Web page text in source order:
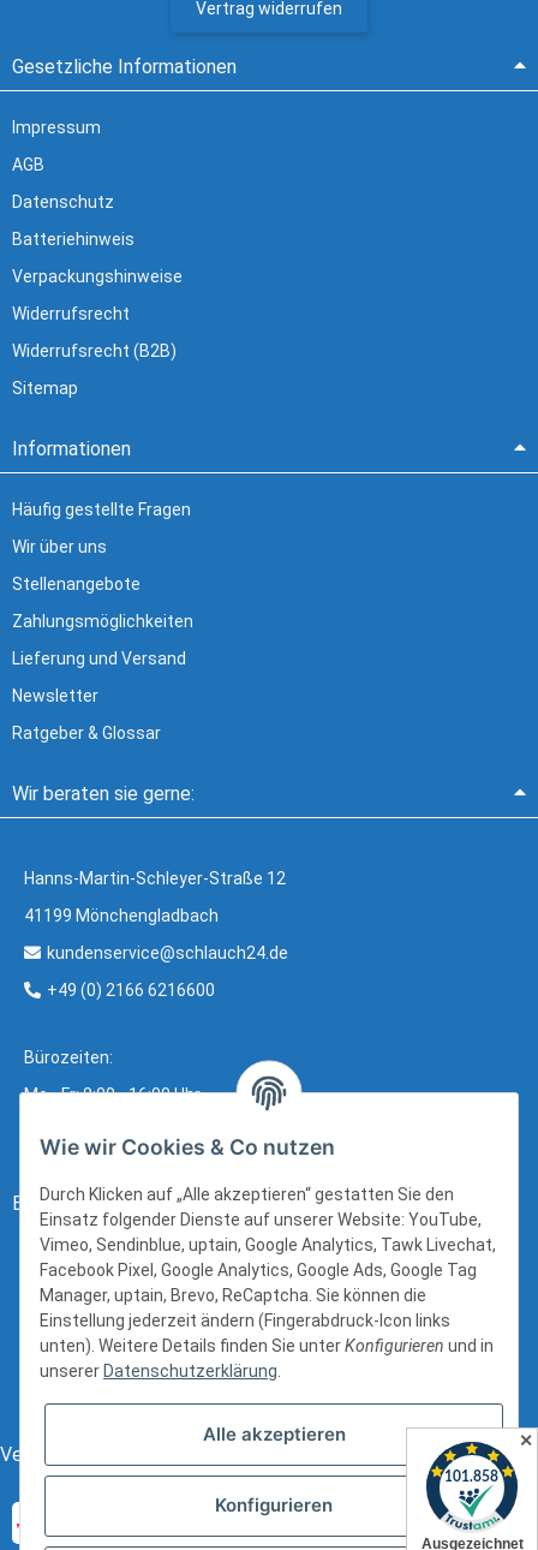
Vertrag widerrufen
Gesetzliche Informationen
Impressum
AGB
Datenschutz
Batteriehinweis
Verpackungshinweise
Widerrufsrecht
Widerrufsrecht (B2B)
Sitemap
Informationen
Häufig gestellte Fragen
Wir über uns
Stellenangebote
Zahlungsmöglichkeiten
Lieferung und Versand
Newsletter
Ratgeber & Glossar
Wir beraten sie gerne:
Hanns-Martin-Schleyer-Straße 12
41199 Mönchengladbach
kundenservice@schlauch24.de
+49 (0) 2166 6216600
Bürozeiten:
Mo - Fr: 8:00 - 16:00 Uhr
Bezahlung:
Versand:
Wie wir Cookies & Co nutzen
Durch Klicken auf „Alle akzeptieren“ gestatten Sie den
Einsatz folgender Dienste auf unserer Website: YouTube,
Vimeo, Sendinblue, uptain, Google Analytics, Tawk Livechat,
Facebook Pixel, Google Analytics, Google Ads, Google Tag
Manager, uptain, Brevo, ReCaptcha. Sie können die
Einstellung jederzeit ändern (Fingerabdruck-Icon links
unten). Weitere Details finden Sie unterKonfigurieren und in
unserer Datenschutzerklärung.
Alle akzeptieren
Konfigurieren
✕